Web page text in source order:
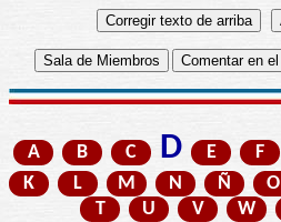
A B C D E F
K
L M N Ñ O
T
U V W